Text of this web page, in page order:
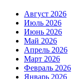
Август 2026
Июль 2026
Июнь 2026
Май 2026
Апрель 2026
Март 2026
Февраль 2026
Январь 2026